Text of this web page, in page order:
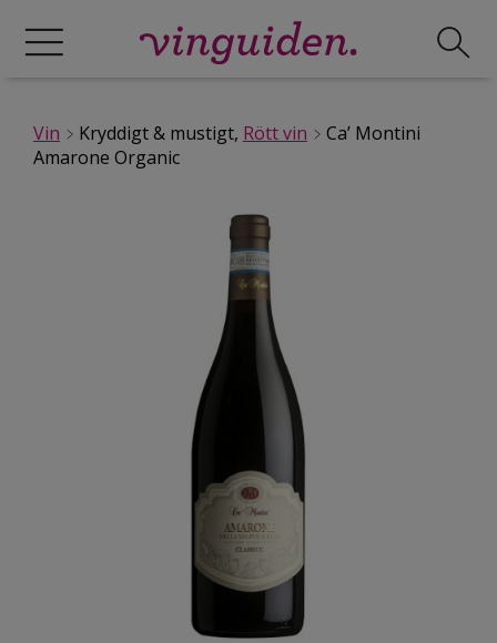
Vin Kryddigt & mustigt, Rött vin
Ca’ Montini
Amarone Organic